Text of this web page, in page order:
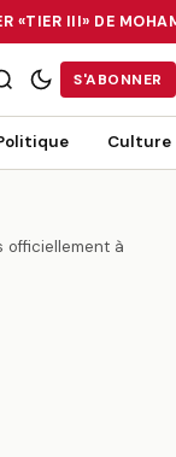
«TIER III» DE
MOHAMMADIA, UN
S'ABONNER
Culture
officiellement à